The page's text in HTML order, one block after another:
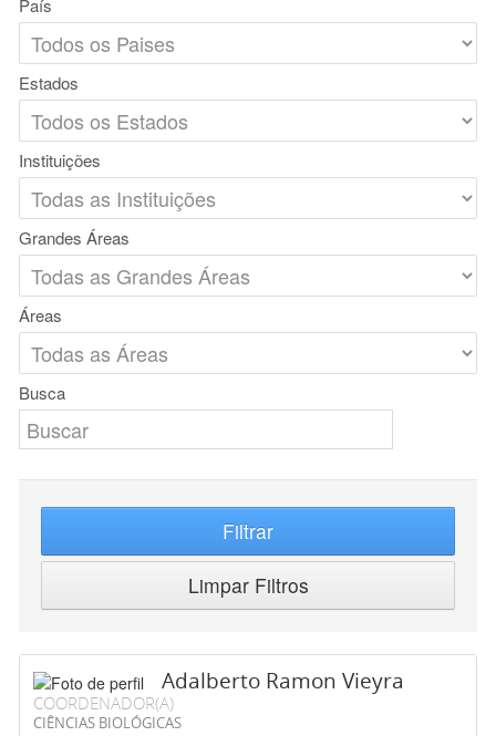
País
Estados
Instituições
Grandes Áreas
Áreas
Busca
Filtrar
Limpar Filtros
Adalberto Ramon Vieyra
COORDENADOR(A)
CIÊNCIAS BIOLÓGICAS